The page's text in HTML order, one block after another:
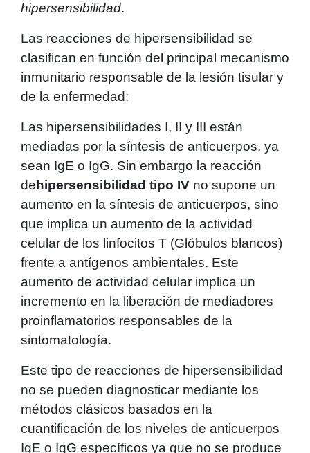
hipersensibilidad.
Las reacciones de hipersensibilidad se
clasifican en función del principal mecanismo
inmunitario responsable de la lesión tisular y
de la enfermedad:
Las hipersensibilidades I, II y III están
mediadas por la síntesis de anticuerpos, ya
sean IgE o IgG. Sin embargo la reacción
dehipersensibilidad tipo IV no supone un
aumento en la síntesis de anticuerpos, sino
que implica un aumento de la actividad
celular de los linfocitos T (Glóbulos blancos)
frente a antígenos ambientales. Este
aumento de actividad celular implica un
incremento en la liberación de mediadores
proinflamatorios responsables de la
sintomatología.
Este tipo de reacciones de hipersensibilidad
no se pueden diagnosticar mediante los
métodos clásicos basados en la
cuantificación de los niveles de anticuerpos
IgE o IgG específicos ya que no se produce